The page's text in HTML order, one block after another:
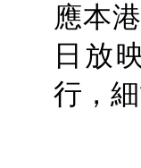
應本
日放
行，